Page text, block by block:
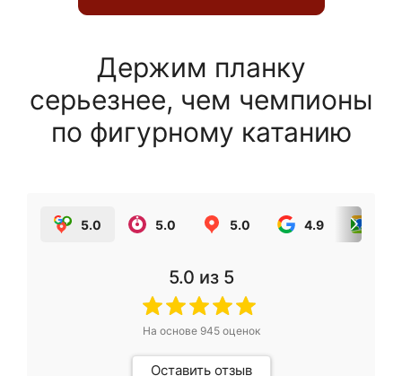
Держим планку
серьезнее, чем чемпионы
по фигурному катанию
5.0 5.0 5.0 4.9
5.0 из 5
На основе 945оценок
Оставить отзыв